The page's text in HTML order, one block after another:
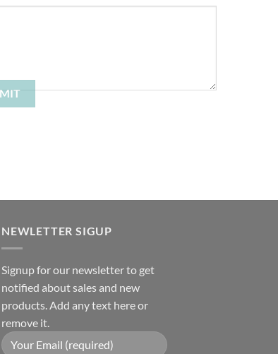
NEWLETTER SIGUP
Signup for our newsletter to get
notified about sales and new
products. Add any text here or
remove it.